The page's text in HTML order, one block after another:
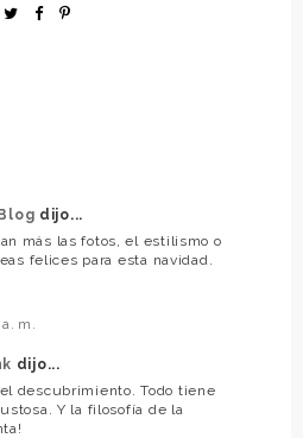
dijo...
más las fotos, el estilismo o
felices para esta navidad.
m.
dijo...
descubrimiento. Todo tiene
Y la filosofía de la